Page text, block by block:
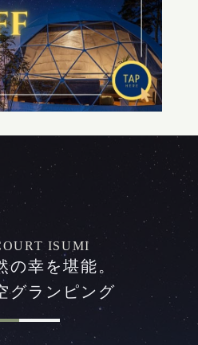
ISUMI
の幸を堪能。
グランピング